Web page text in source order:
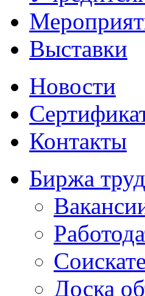
Выставки
Новости
Контакты
Биржа
Доска